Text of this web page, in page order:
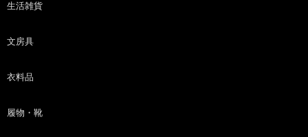
生活雑貨
文房具
衣料品
履物・靴